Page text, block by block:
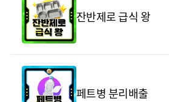
잔반제로 급식 왕
페트병 분리배출